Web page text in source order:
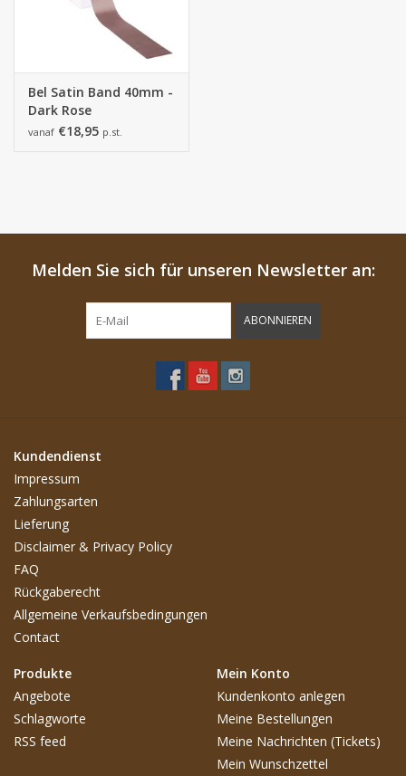
Bel Satin Band 40mm -
Dark Rose
vanaf €18,95 p.st.
Melden Sie sich für unseren Newsletter an:
ABONNIEREN
Kundendienst
Impressum
Zahlungsarten
Lieferung
Disclaimer & Privacy Policy
FAQ
Rückgaberecht
Allgemeine Verkaufsbedingungen
Contact
Produkte
Angebote
Schlagworte
RSS feed
Mein Konto
Kundenkonto anlegen
Meine Bestellungen
Meine Nachrichten (Tickets)
Mein Wunschzettel